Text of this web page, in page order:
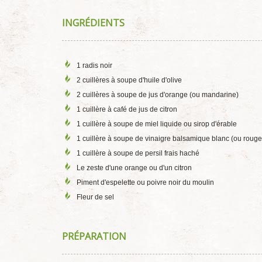
INGRÉDIENTS
1 radis noir
2 cuillères à soupe d'huile d'olive
2 cuillères à soupe de jus d'orange (ou mandarine)
1 cuillère à café de jus de citron
1 cuillère à soupe de miel liquide ou sirop d'érable
1 cuillère à soupe de vinaigre balsamique blanc (ou
1 cuillère à soupe de persil frais haché
Le zeste d'une orange ou d'un citron
Piment d'espelette ou poivre noir du moulin
Fleur de sel
PRÉPARATION